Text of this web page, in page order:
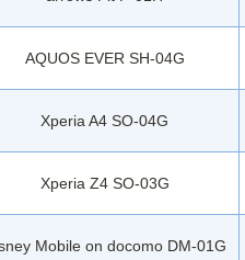
AQUOS EVER SH-04G
Xperia A4 SO-04G
Xperia Z4 SO-03G
Mobile on docomo DM-01G